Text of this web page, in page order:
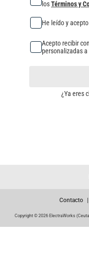
losTérminos y
He leído y acepto
Acepto recibir
personalizadas
¿Ya eres
Contacto
Copyright © 2026 ElectraWorks